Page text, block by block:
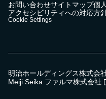
お問い合わせサイトマップ個
アクセシビリティへの対応方
Cookie Settings
明治ホールディングス株式会
Meiji Seika ファルマ株式会社